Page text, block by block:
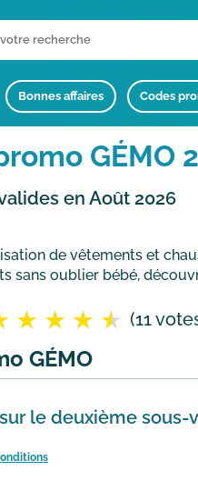
Bonnes affaires Codes
GÉMO
en Août 2026
de vêtements et
sans oublier bébé,
(11
GÉMO
le deuxième